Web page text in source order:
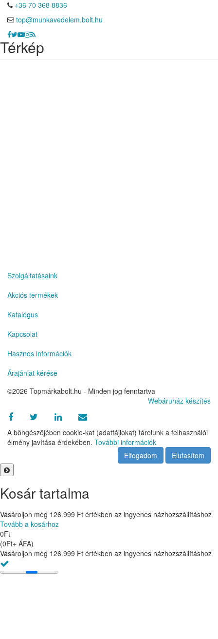
+36 70 368 8836
top@munkavedelem.bolt.hu
Térkép
Szolgáltatásaink
Akciós termékek
Katalógus
Kapcsolat
Hasznos információk
Árajánlat kérése
©2026 Topmárkabolt.hu - Minden jog fenntartva
Webáruház készítés
A böngészőjében cookie-kat (adatfájlokat) tárolunk a felhasználói
élmény javítása érdekében. További információk
Elfogadom
Elutasítom
Kosár tartalma
Vásároljon még 126 999 Ft értékben az ingyenes házhozszállításhoz
Tovább a kosárhoz
0Ft
(0Ft+ ÁFA)
Vásároljon még 126 999 Ft értékben az ingyenes házhozszállításhoz